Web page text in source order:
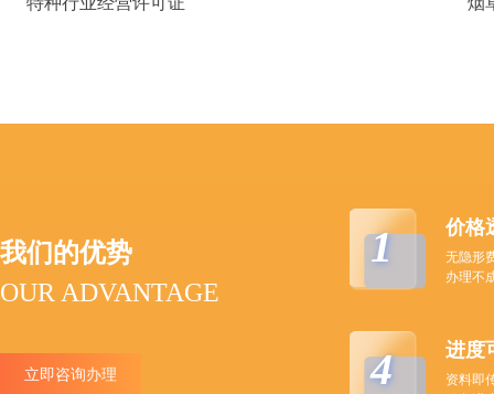
我们的优势
OUR ADVANTAGE
立即咨询办理
1 价格
无隐形
办理不
4 进度
资料即